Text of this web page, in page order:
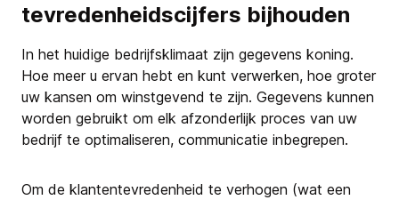
tevredenheidscijfers bijhouden
In het huidige bedrijfsklimaat zijn gegevens koning.
Hoe meer u ervan hebt en kunt verwerken, hoe groter
uw kansen om winstgevend te zijn. Gegevens kunnen
worden gebruikt om elk afzonderlijk proces van uw
bedrijf te optimaliseren, communicatie inbegrepen.
Om de klantentevredenheid te verhogen (wat een